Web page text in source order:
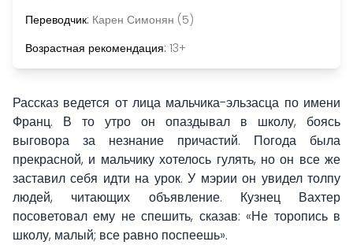
Переводчик: Карен Симонян (5)
Возрастная рекомендация: 13+
Рассказ ведется от лица мальчика-эльзасца по имени
Франц. В то утро он опаздывал в школу, боясь
выговора за незнание причастий. Погода была
прекрасной, и мальчику хотелось гулять, но он все же
заставил себя идти на урок. У мэрии он увидел толпу
людей, читающих объявление. Кузнец Вахтер
посоветовал ему не спешить, сказав: «Не торопись в
школу, малый; все равно поспеешь».